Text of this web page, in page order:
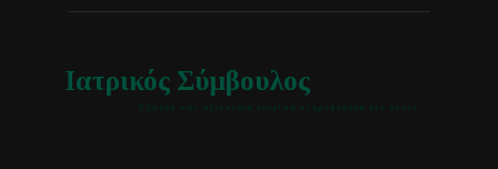
Ιατρικός Σύμβουλος